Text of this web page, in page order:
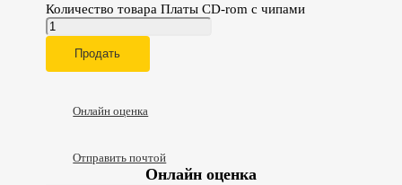
Количество товара Платы CD-rom с чипами
Продать
Онлайн оценка
Отправить почтой
Онлайн оценка